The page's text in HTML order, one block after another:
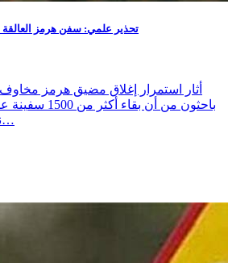
تحذير علمي: سفن هرمز العالقة
أثار استمرار إغلاق مضيق هرمز مخاوف
باحثون من أن
ناقلات لأنواع بحرية غازية…